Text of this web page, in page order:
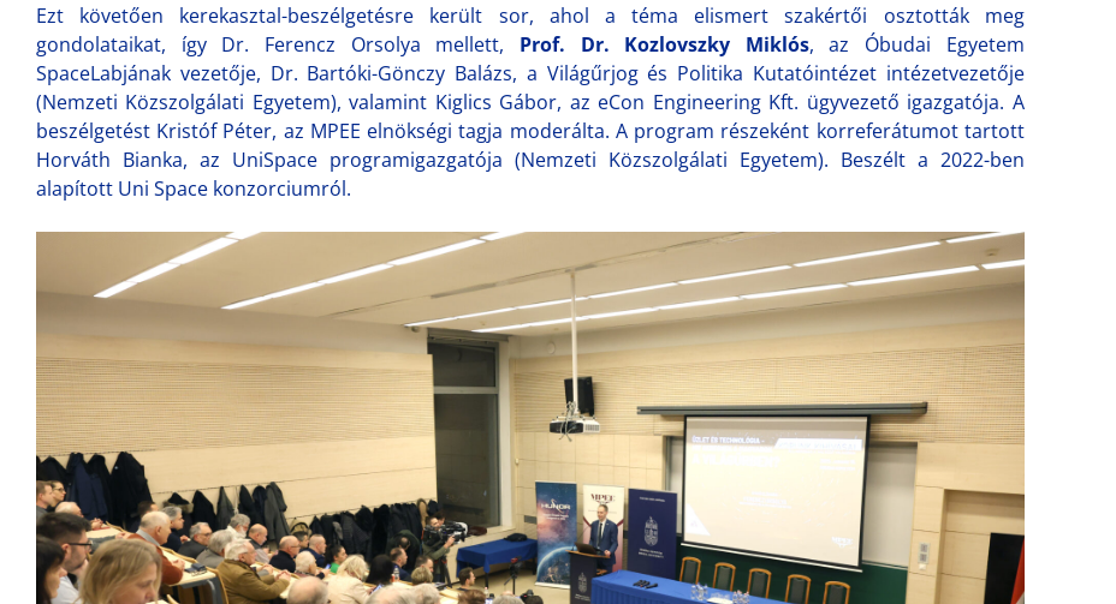
Ezt követően kerekasztal-beszélgetésre került sor, ahol a téma elismert szakértői osztották meg
gondolataikat, így Dr. Ferencz Orsolya mellett, Prof. Dr. Kozlovszky Miklós, az Óbudai Egyetem
SpaceLabjának vezetője, Dr. Bartóki-Gönczy Balázs, a Világűrjog és Politika Kutatóintézet intézetvezetője
(Nemzeti Közszolgálati Egyetem), valamint Kiglics Gábor, az eCon Engineering Kft. ügyvezető igazgatója. A
beszélgetést Kristóf Péter, az MPEE elnökségi tagja moderálta. A program részeként korreferátumot tartott
Horváth Bianka, az UniSpace programigazgatója (Nemzeti Közszolgálati Egyetem). Beszélt a 2022-ben
alapított Uni Space konzorciumról.